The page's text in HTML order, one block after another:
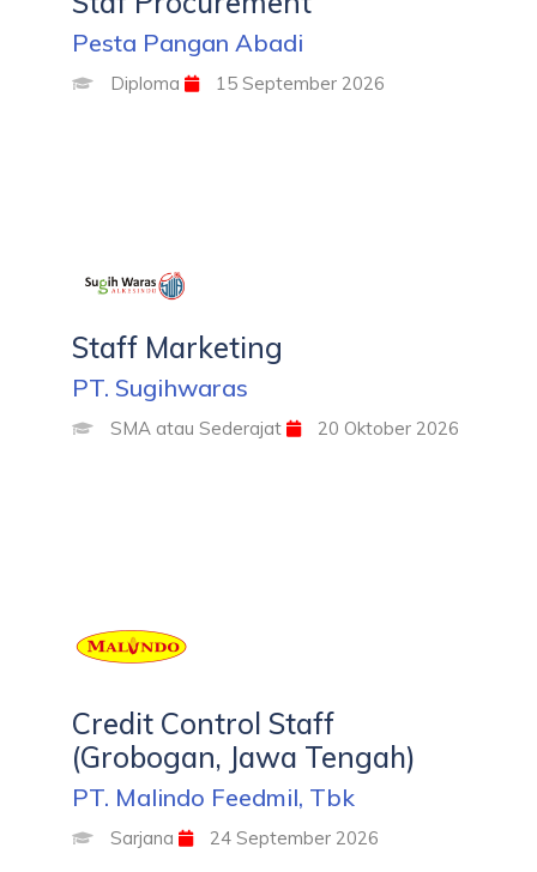
Pesta Pangan Abadi
Diploma 15 September 2026
Staff Marketing
PT. Sugihwaras
SMA atau Sederajat 20 Oktober 2026
Credit Control Staff
(Grobogan, Jawa Tengah)
PT. Malindo Feedmil, Tbk
Sarjana 24 September 2026